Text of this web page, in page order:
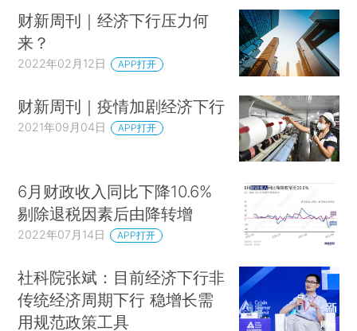
财新周刊｜经济下行压力何
来？
2022年02月12日 APP打开
财新周刊｜疫情加剧经济下行
2021年09月04日 APP打开
6月财政收入同比下降10.6%
剔除退税因素后由降转增
2022年07月14日 APP打开
社科院张斌：目前经济下行非
传统经济周期下行 稳增长需
用规范政策工具